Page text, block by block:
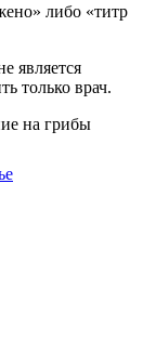
либо «титр
является
только врач.
на грибы